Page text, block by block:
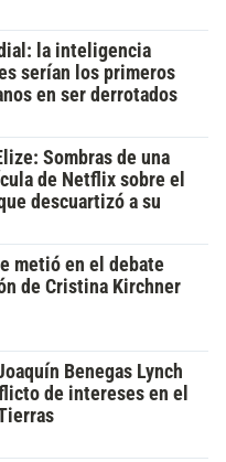
la inteligencia
serían los primeros
en ser derrotados
Sombras de una
de Netflix sobre el
descuartizó a su
metió en el debate
de Cristina Kirchner
Benegas Lynch
de intereses en el